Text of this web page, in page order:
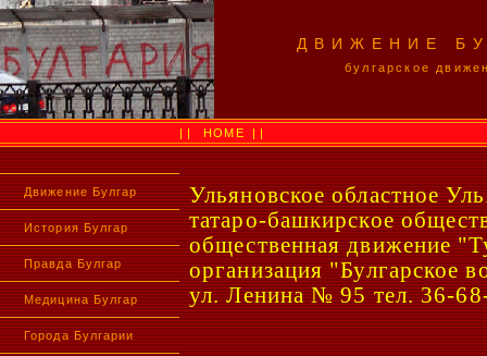
ДВИЖЕНИЕ
булгарское
|| HOME ||
Движение Булгар
История Булгар
Правда Булгар
Медицина Булгар
Города Булгарии
Ульяновское областное
татаро-башкирское
общественная движение
организация "Булгарское
ул. Ленина № 95 тел. 36-